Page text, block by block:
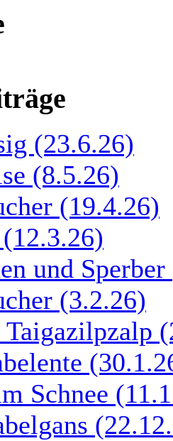
(23.6.26)
(8.5.26)
(19.4.26)
und
(3.2.26)
Schnee